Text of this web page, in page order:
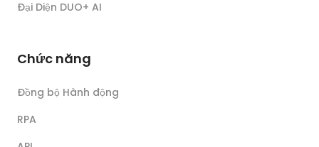
Đại Diện DUO+ AI
Chức năng
Đồng bộ Hành động
RPA